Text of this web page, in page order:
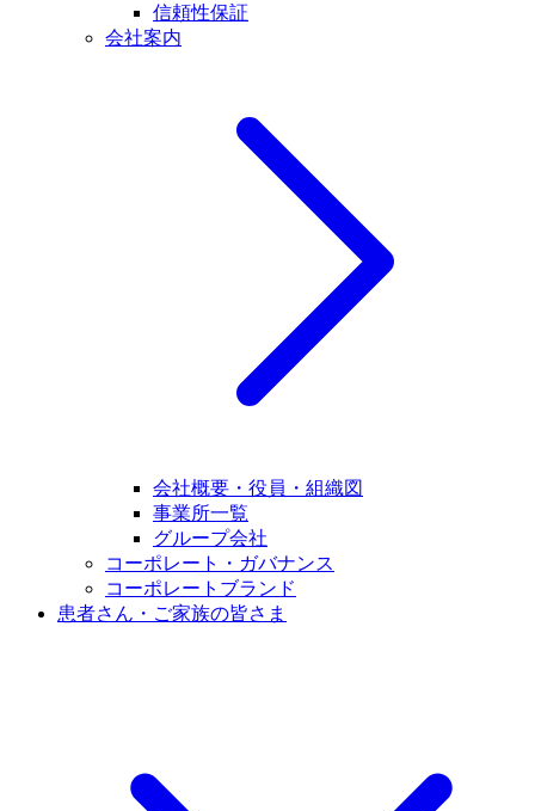
信頼性保証
会社案内
会社概要・役員・組織図
事業所一覧
グループ会社
コーポレート・ガバナンス
コーポレートブランド
患者さん・ご家族の皆さま